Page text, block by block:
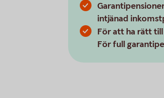
intjänad
För att ha rätt
För full